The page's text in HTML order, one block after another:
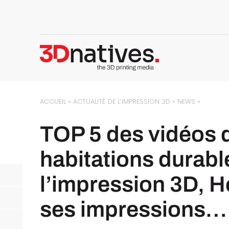
ACCUEIL »ACTUALITÉ DE L’IMPRESSION 3D » NEWS »
TOP 5 des vidéos
habitations
l’impression 3D,
ses impressions…